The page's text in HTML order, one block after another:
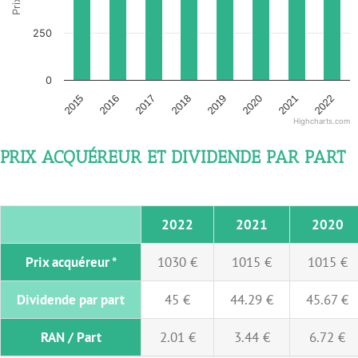
2015 2016 2017 2018 2019 2020 2021 2022
0
250
Highcharts.com
PRIX ACQUÉREUR ET DIVIDENDE PAR PART
2022 2021 2020
Prix acquéreur * 1030 € 1015 € 1015 €
Dividende par part 45 € 44.29 € 45.67 €
RAN / Part 2.01 € 3.44 € 6.72 €